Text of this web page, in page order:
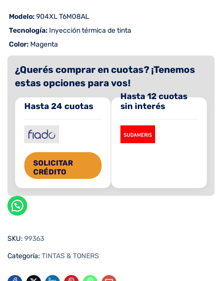
 Modelo:904XL T6M08AL
 Tecnología: Inyección térmica de tinta
 Color: Magenta
¿Querés comprar en cuotas? ¡Tenemos
estas opciones para vos!
Hasta 24 cuotas
SOLICITAR
CRÉDITO
Hasta 12 cuotas
sin interés
SKU: 99363
Categoría: TINTAS & TONERS